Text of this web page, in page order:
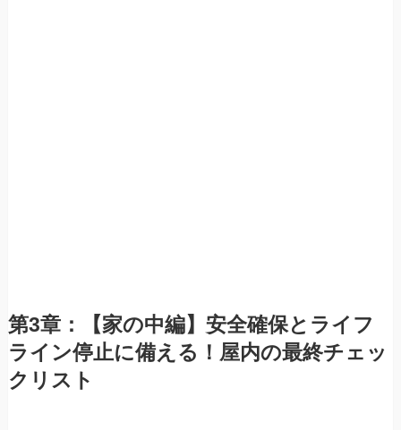
第3章：【家の中編】安全確保とライフ
ライン停止に備える！屋内の最終チェッ
クリスト